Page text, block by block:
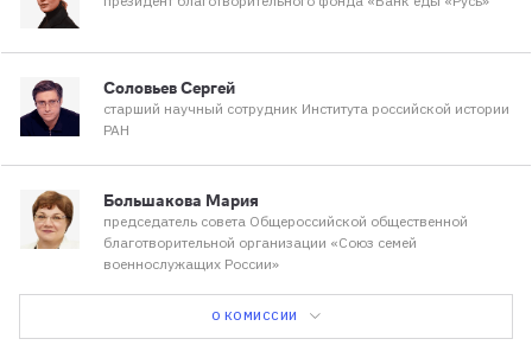
О КОМИССИИ
Соловьев Сергей
старший научный сотрудник Института российской истории
РАН
Большакова Мария
председатель совета Общероссийской общественной
благотворительной организации «Союз семей
военнослужащих России»